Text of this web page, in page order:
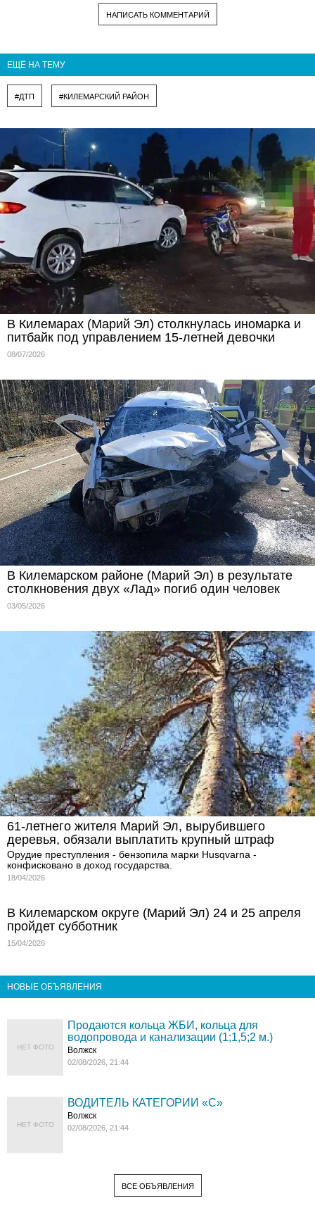
НАПИСАТЬ КОММЕНТАРИЙ
ЕЩЁ НА ТЕМУ
#ДТП #КИЛЕМАРСКИЙ РАЙОН
В Килемарах (Марий Эл) столкнулась иномарка и
питбайк под управлением 15-летней девочки
08/07/2026
В Килемарском районе (Марий Эл) в результате
столкновения двух «Лад» погиб один человек
03/05/2026
61-летнего жителя Марий Эл, вырубившего
деревья, обязали выплатить крупный штраф
Орудие преступления - бензопила марки Husqvarna -
конфисковано в доход государства.
18/04/2026
В Килемарском округе (Марий Эл) 24 и 25 апреля
пройдет субботник
15/04/2026
НОВЫЕ ОБЪЯВЛЕНИЯ
НЕТ ФОТО
Продаются кольца ЖБИ, кольца для
водопровода и канализации (1;1,5;2 м.)
Волжск
02/08/2026, 21:44
НЕТ ФОТО
ВОДИТЕЛЬ КАТЕГОРИИ «C»
Волжск
02/08/2026, 21:44
ВСЕ ОБЪЯВЛЕНИЯ